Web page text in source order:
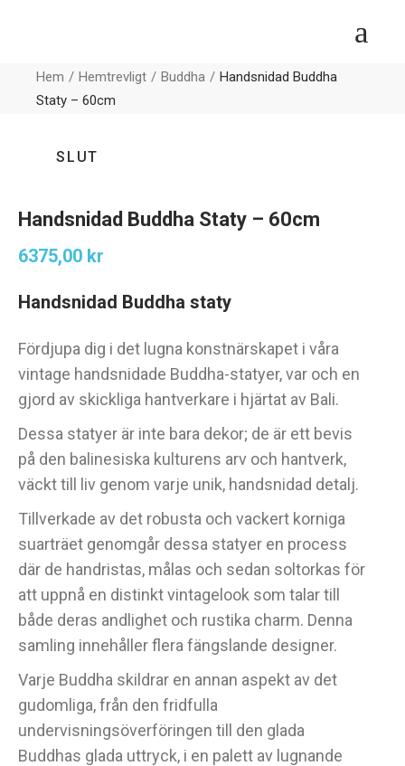
Hem Hemtrevligt Buddha
Handsnidad Buddha
Staty – 60cm
SLUT
Handsnidad Buddha Staty – 60cm
6375,00 kr
Handsnidad Buddha staty
Fördjupa dig i det lugna konstnärskapet i våra
vintage handsnidade Buddha-statyer, var och en
gjord av skickliga hantverkare i hjärtat av Bali.
Dessa statyer är inte bara dekor; de är ett bevis
på den balinesiska kulturens arv och hantverk,
väckt till liv genom varje unik, handsnidad detalj.
Tillverkade av det robusta och vackert korniga
suarträet genomgår dessa statyer en process
där de handristas, målas och sedan soltorkas för
att uppnå en distinkt vintagelook som talar till
både deras andlighet och rustika charm. Denna
samling innehåller flera fängslande designer.
Varje Buddha skildrar en annan aspekt av det
gudomliga, från den fridfulla
undervisningsöverföringen till den glada
Buddhas glada uttryck, i en palett av lugnande